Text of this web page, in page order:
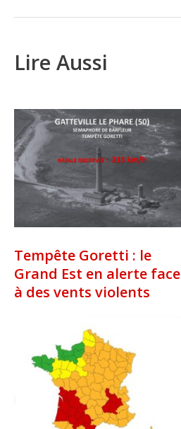
Lire Aussi
Tempête Goretti : le
Grand Est en alerte face
à des vents violents